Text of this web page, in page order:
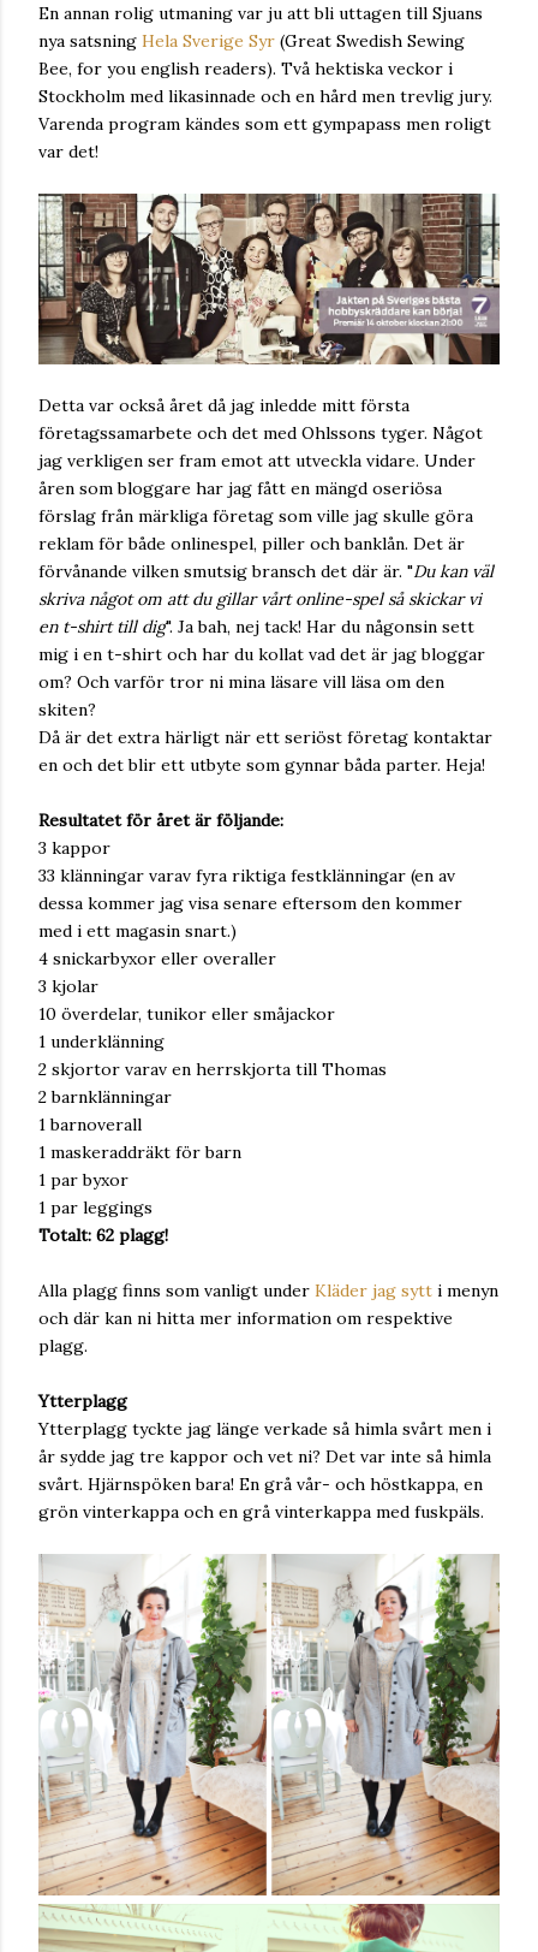
En annan rolig utmaning var ju att bli uttagen till Sjuans
nya satsning Hela Sverige Syr (Great Swedish Sewing
Bee, for you english readers). Två hektiska veckor i
Stockholm med likasinnade och en hård men trevlig jury.
Varenda program kändes som ett gympapass men roligt
var det!
Detta var också året då jag inledde mitt första
företagssamarbete och det med Ohlssons tyger. Något
jag verkligen ser fram emot att utveckla vidare. Under
åren som bloggare har jag fått en mängd oseriösa
förslag från märkliga företag som ville jag skulle göra
reklam för både onlinespel, piller och banklån. Det är
förvånande vilken smutsig bransch det där är. "Du kan väl
skriva något om att du gillar vårt online-spel så skickar vi
en t-shirt till dig". Ja bah, nej tack! Har du någonsin sett
mig i en t-shirt och har du kollat vad det är jag bloggar
om? Och varför tror ni mina läsare vill läsa om den
skiten?
Då är det extra härligt när ett seriöst företag kontaktar
en och det blir ett utbyte som gynnar båda parter. Heja!
Resultatet för året är följande:
3 kappor
33 klänningar varav fyra riktiga festklänningar (en av
dessa kommer jag visa senare eftersom den kommer
med i ett magasin snart.)
4 snickarbyxor eller overaller
3 kjolar
10 överdelar, tunikor eller småjackor
1 underklänning
2 skjortor varav en herrskjorta till Thomas
2 barnklänningar
1 barnoverall
1 maskeraddräkt för barn
1 par byxor
1 par leggings
Totalt: 62 plagg!
Alla plagg finns som vanligt under Kläder jag sytt i menyn
och där kan ni hitta mer information om respektive
plagg.
Ytterplagg
Ytterplagg tyckte jag länge verkade så himla svårt men i
år sydde jag tre kappor och vet ni? Det var inte så himla
svårt. Hjärnspöken bara! En grå vår- och höstkappa, en
grön vinterkappa och en grå vinterkappa med fuskpäls.